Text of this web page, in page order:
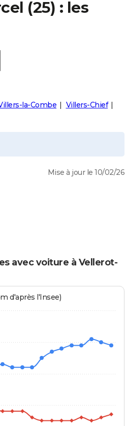
(25) : les
la-Combe
Villers-Chief
Mise à jour le 10/02/26
avec voiture à Vellerot-
d'après l'Insee)